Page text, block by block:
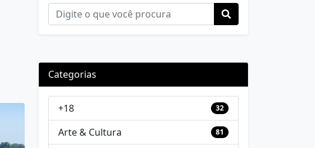
Categorias
+18 32
Arte & Cultura 81